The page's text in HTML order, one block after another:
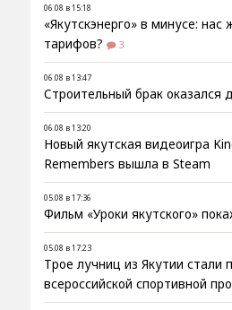
06.08 в 15:18
«Якутскэнерго» в минусе:
тарифов?
3
06.08 в 13:47
Строительный брак оказался
06.08 в 13:20
Новый якутская видеоигра
Remembers вышла в Steam
05.08 в 17:36
Фильм «Уроки якутского»
05.08 в 17:23
Трое лучниц из Якутии стали
всероссийской спортивной